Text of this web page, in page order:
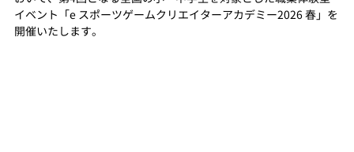
イベント「e スポーツゲームクリエイターアカデミー2026 春」を
開催いたします。